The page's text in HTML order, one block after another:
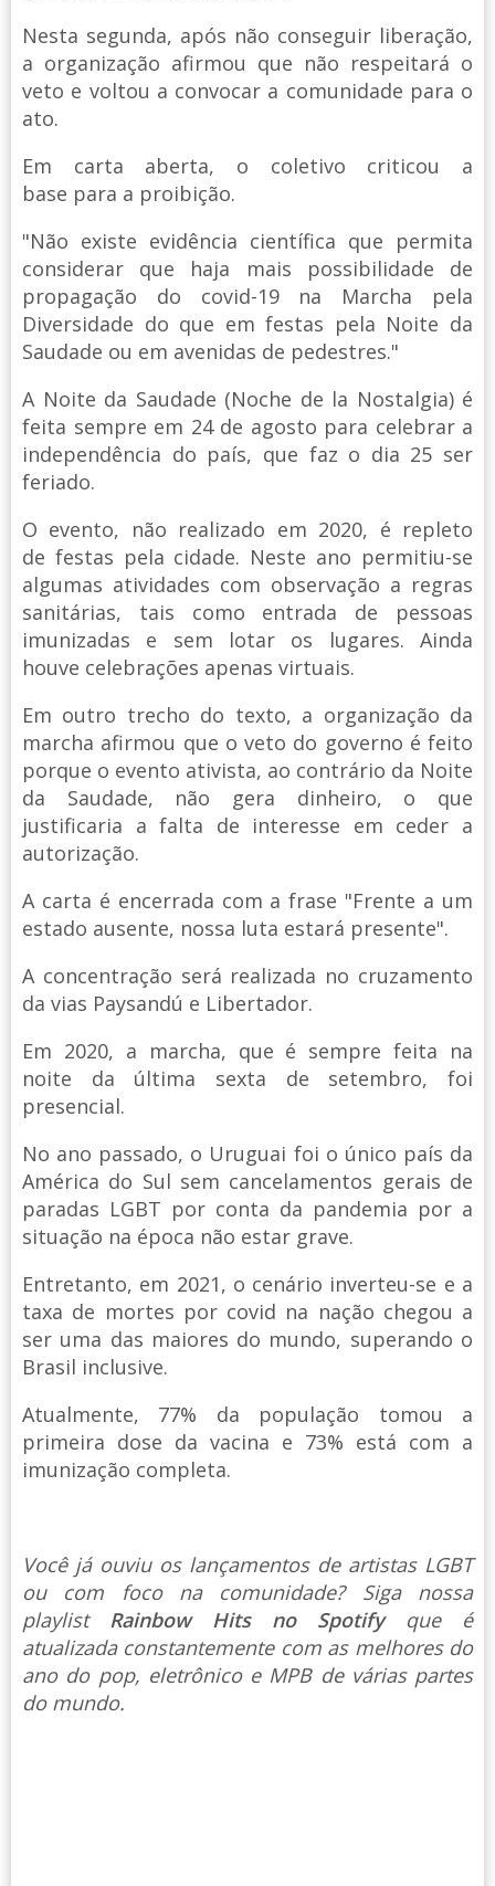
Nesta segunda, após não conseguir liberação,
a organização afirmou que não respeitará o
veto e voltou a convocar a comunidade para o
ato.
Em carta aberta, o coletivo criticou a
base para a proibição.
"Não existe evidência científica que permita
considerar que haja mais possibilidade de
propagação do covid-19 na Marcha pela
Diversidade do que em festas pela Noite da
Saudade ou em avenidas de pedestres."
A Noite da Saudade (Noche de la Nostalgia) é
feita sempre em 24 de agosto para celebrar a
independência do país, que faz o dia 25 ser
feriado.
O evento, não realizado em 2020, é repleto
de festas pela cidade. Neste ano permitiu-se
algumas atividades com observação a regras
sanitárias, tais como entrada de pessoas
imunizadas e sem lotar os lugares. Ainda
houve celebrações apenas virtuais.
Em outro trecho do texto, a organização da
marcha afirmou que o veto do governo é feito
porque o evento ativista, ao contrário da Noite
da Saudade, não gera dinheiro, o que
justificaria a falta de interesse em ceder a
autorização.
A carta é encerrada com a frase "Frente a um
estado ausente, nossa luta estará presente".
A concentração será realizada no cruzamento
da vias Paysandú e Libertador.
Em 2020, a marcha, que é sempre feita na
noite da última sexta de setembro, foi
presencial.
No ano passado, o Uruguai foi o único país da
América do Sul sem cancelamentos gerais de
paradas LGBT por conta da pandemia por a
situação na época não estar grave.
Entretanto, em 2021, o cenário inverteu-se e a
taxa de mortes por covid na nação chegou a
ser uma das maiores do mundo, superando o
Brasil inclusive.
Atualmente, 77% da população tomou a
primeira dose da vacina e 73% está com a
imunização completa.
Você já ouviu os lançamentos de artistas LGBT
ou com foco na comunidade? Siga nossa
playlist Rainbow Hits no Spotify que é
atualizada constantemente com as melhores do
ano do pop, eletrônico e MPB de várias partes
do mundo.